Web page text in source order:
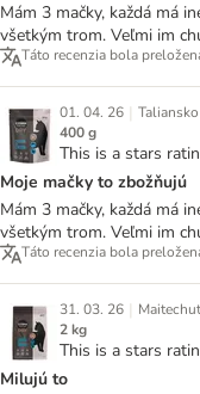
Mám 3 mačky, každá má
všetkým trom. Veľmi im
Táto recenzia bola
01. 04. 26 | Taliansko
400 g
This is a stars
Moje mačky to zbožňujú
Mám 3 mačky, každá má
všetkým trom. Veľmi im
Táto recenzia bola
31. 03. 26 |
2 kg
This is a stars
Milujú to